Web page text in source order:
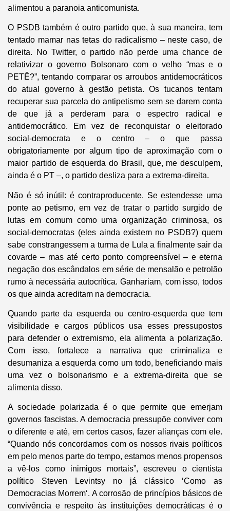
alimentou a paranoia anticomunista.
O PSDB também é outro partido que, à sua maneira, tem
tentado mamar nas tetas do radicalismo – neste caso, de
direita. No Twitter, o partido não perde uma chance de
relativizar o governo Bolsonaro com o velho “mas e o
PETÊ?”, tentando comparar os arroubos antidemocráticos
do atual governo à gestão petista. Os tucanos tentam
recuperar sua parcela do antipetismo sem se darem conta
de que já a perderam para o espectro radical e
antidemocrático. Em vez de reconquistar o eleitorado
social-democrata e o centro – o que passa
obrigatoriamente por algum tipo de aproximação com o
maior partido de esquerda do Brasil, que, me desculpem,
ainda é o PT –, o partido desliza para a extrema-direita.
Não é só inútil: é contraproducente. Se estendesse uma
ponte ao petismo, em vez de tratar o partido surgido de
lutas em comum como uma organização criminosa, os
social-democratas (eles ainda existem no PSDB?) quem
sabe constrangessem a turma de Lula a finalmente sair da
covarde – mas até certo ponto compreensível – e eterna
negação dos escândalos em série de mensalão e petrolão
rumo à necessária autocrítica. Ganhariam, com isso, todos
os que ainda acreditam na democracia.
Quando parte da esquerda ou centro-esquerda que tem
visibilidade e cargos públicos usa esses pressupostos
para defender o extremismo, ela alimenta a polarização.
Com isso, fortalece a narrativa que criminaliza e
desumaniza a esquerda como um todo, beneficiando mais
uma vez o bolsonarismo e a extrema-direita que se
alimenta disso.
A sociedade polarizada é o que permite que emerjam
governos fascistas. A democracia pressupõe conviver com
o diferente e até, em certos casos, fazer alianças com ele.
“Quando nós concordamos com os nossos rivais políticos
em pelo menos parte do tempo, estamos menos propensos
a vê-los como inimigos mortais”, escreveu o cientista
político Steven Levintsy no já clássico ‘Como as
Democracias Morrem‘. A corrosão de princípios básicos de
convivência e respeito às instituições democráticas é o